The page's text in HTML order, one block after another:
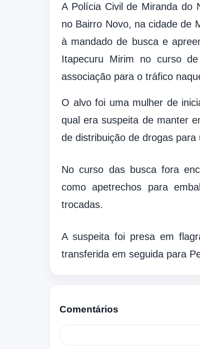
A Polícia Civil de Miranda do
no Bairro Novo, na cidade de
à mandado de busca e
Itapecuru Mirim no curso
associação para o tráfico
O alvo foi uma mulher de
qual era suspeita de manter
de distribuição de drogas
No curso das busca fora
como apetrechos para
trocadas.
A suspeita foi presa em
transferida em seguida para
Comentários